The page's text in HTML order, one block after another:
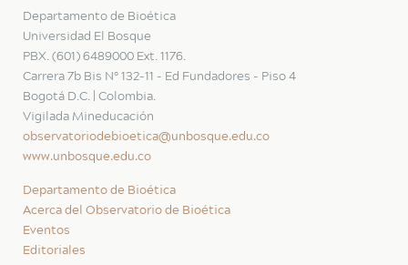
Departamento de Bioética
Universidad El Bosque
PBX. (601) 6489000 Ext. 1176.
Carrera 7b Bis N° 132-11 - Ed Fundadores - Piso 4
Bogotá D.C. | Colombia.
Vigilada Mineducación
observatoriodebioetica@unbosque.edu.co
www.unbosque.edu.co
Departamento de Bioética
Acerca del Observatorio de Bioética
Eventos
Editoriales